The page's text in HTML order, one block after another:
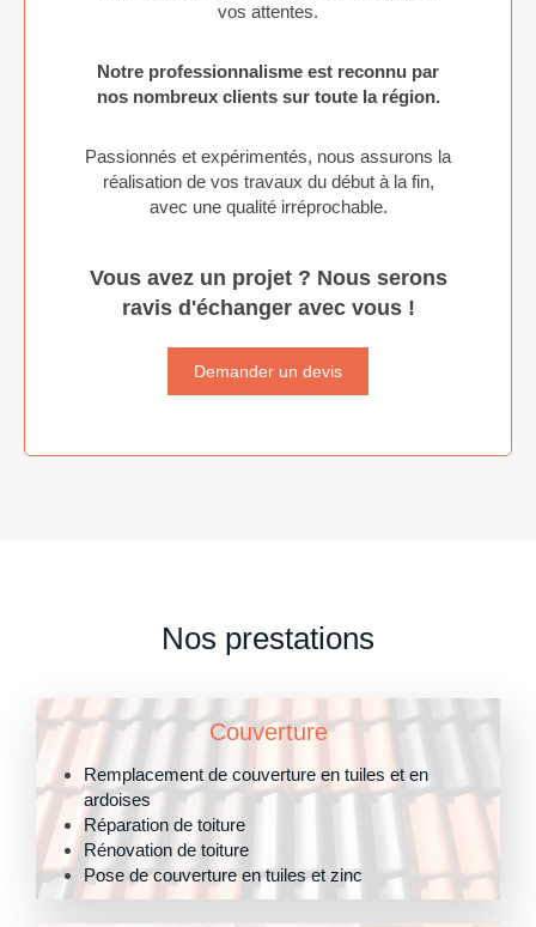
vos attentes.
Notre professionnalisme est reconnu par
nos nombreux clients sur toute la région.
Passionnés et expérimentés, nous assurons la
réalisation de vos travaux du début à la fin,
avec une qualité irréprochable.
Vous avez un projet ? Nous serons
ravis d'échanger avec vous !
Demander un devis
Nos prestations
Couverture
Remplacement de couverture en tuiles et en
ardoises
Réparation de toiture
Rénovation de toiture
Pose de couverture en tuiles et zinc